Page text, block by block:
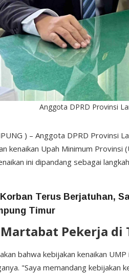
Anggota DPRD Provinsi
) – Anggota DPRD Provinsi
kenaikan Upah Minimum Provinsi
ini dipandang sebagai
Korban Terus Berjatuhan,
Timur
Pekerja di
bahwa kebijakan kenaikan
"Saya memandang kebijakan